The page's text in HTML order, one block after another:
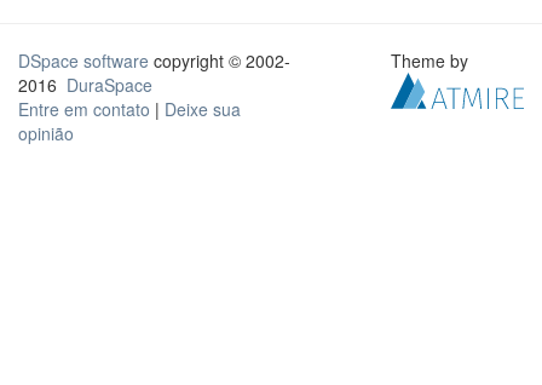
DSpace software copyright © 2002-
2016 DuraSpace
Entre em contato | Deixe sua
opinião
Theme by